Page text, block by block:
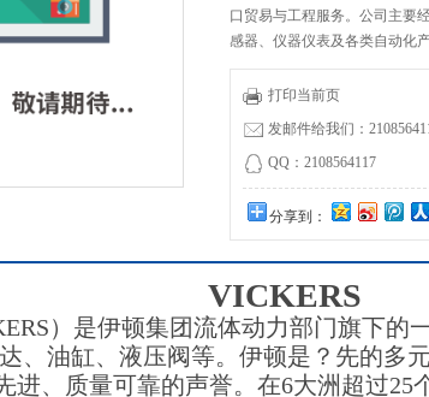
口贸易与工程服务。公司主要
感器、仪器仪表及各类自动化
山、港口、轨道交通等众多行
优势SCHUNK-DPZ-plus40030450
打印当前页
发邮件给我们：
QQ：2108564117
分享到：
VICKERS
）是伊顿集团流体动力部门旗下的
、油缸、液压阀等。伊顿是？先的多
进、质量可靠的声誉。在6大洲超过25